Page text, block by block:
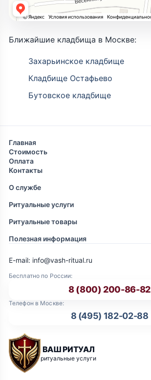
Ближайшие кладбища в Москве:
Захарьинское кладбище
Кладбище Остафьево
Бутовское кладбище
Главная
Стоимость
Оплата
Контакты
О службе
Ритуальные услуги
Ритуальные товары
Полезная информация
ВАШ РИТУАЛ
ритуальные услуги
Бесплатно по России:
8 (800) 200-86-82
Телефон в Москве:
8 (495) 182-02-88
E-mail: info@vash-ritual.ru